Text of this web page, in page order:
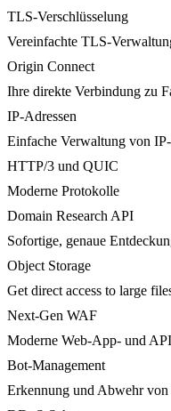
TLS-Verschlüsselung
Vereinfachte TLS-
Origin Connect
Ihre direkte Verbindung zu
IP-Adressen
Einfache Verwaltung von
HTTP/3 und QUIC
Moderne Protokolle
Domain Research API
Sofortige, genaue
Object Storage
Get direct access to large
Next-Gen WAF
Moderne Web-App- und
Bot-Management
Erkennung und Abwehr